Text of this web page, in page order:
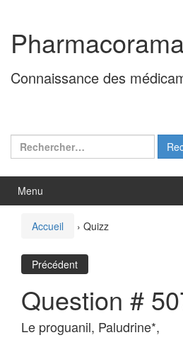
contenu
menu
principal
Connaissance des
Rechercher :
Menu
Accueil › Quizz
Précédent
Question #
Le proguanil, Paludrine*,